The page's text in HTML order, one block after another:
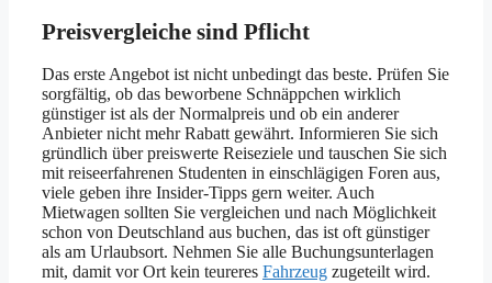
Preisvergleiche sind Pflicht
Das erste Angebot ist nicht unbedingt das beste. Prüfen Sie
sorgfältig, ob das beworbene Schnäppchen wirklich
günstiger ist als der Normalpreis und ob ein anderer
Anbieter nicht mehr Rabatt gewährt. Informieren Sie sich
gründlich über preiswerte Reiseziele und tauschen Sie sich
mit reiseerfahrenen Studenten in einschlägigen Foren aus,
viele geben ihre Insider-Tipps gern weiter. Auch
Mietwagen sollten Sie vergleichen und nach Möglichkeit
schon von Deutschland aus buchen, das ist oft günstiger
als am Urlaubsort. Nehmen Sie alle Buchungsunterlagen
mit, damit vor Ort kein teureres Fahrzeug zugeteilt wird.